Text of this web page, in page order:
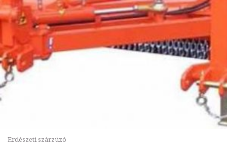
Erdészeti szárzúzó